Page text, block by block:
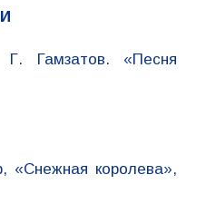
Гамзатов. «Песня
«Снежная королева»,